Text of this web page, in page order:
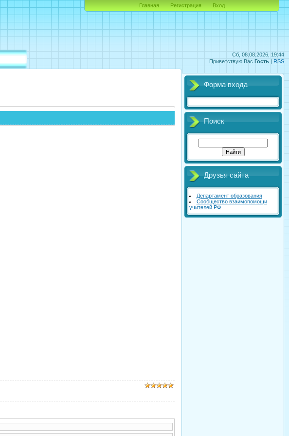
Сб, 08.08.2026, 19:44
Приветствую Вас Гость | RSS
Главная Регистрация Вход
Форма входа
Поиск
Друзья сайта
Департамент образования
Сообщество взаимопомощи
учителей РФ